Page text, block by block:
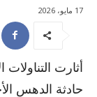
17 مايو، 2026
أثارت التناولات
حادثة الدهس